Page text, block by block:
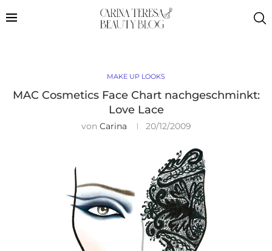
MAKE UP LOOKS
MAC Cosmetics Face Chart nachgeschminkt:
Love Lace
von Carina 20/12/2009